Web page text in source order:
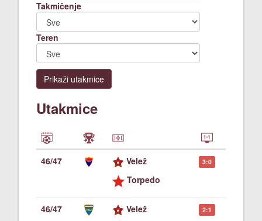
Takmičenje
Teren
Prikaži utakmice
Utakmice
46/47
Velež
Torpedo
3:0
46/47
Velež
2:1